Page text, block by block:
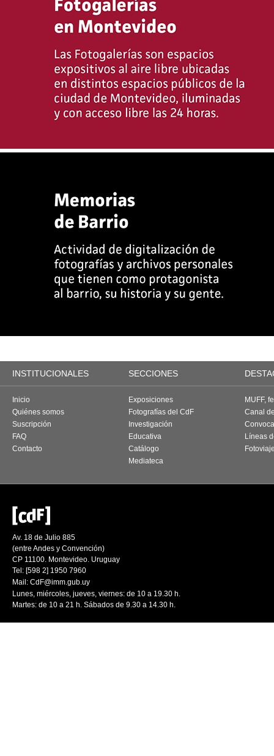
INSTITUCIONALES SECCIONES
Inicio
Quiénes somos
Suscripción
FAQ
Contacto
Exposiciones
Fotografías del CdF
Investigación
Educativa
Catálogo
Mediateca
MUFF,
Canal
Líneas
Av. 18 de Julio 885
(entre Andes y Convención)
CP 11100. Montevideo. Uruguay
Tel: [598 2] 1950 7960
Mail: CdF@imm.gub.uy
Lunes, miércoles, jueves, viernes: de 10 a 19.30 h.
Martes: de 10 a 21 h. Sábados de 9.30 a 14.30 h.